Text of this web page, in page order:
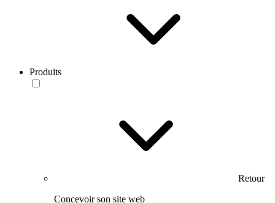
Produits
Retour
Concevoir son site web